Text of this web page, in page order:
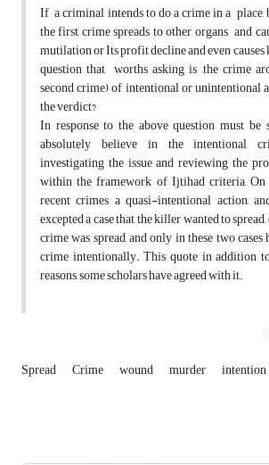
If a criminal intends to do a crime in a place,
the first crime spreads to other organs, and
mutilation or Its profit decline and even
question that worths asking is ,the crime
second crime) of intentional or unintentional
the verdict?
In response to the above question must be
absolutely believe in the intentional
investigating the issue and reviewing the
within the framework of Ijtihad criteria, On
recent crimes a quasi-intentional action,
excepted a case that the killer wanted to
crime was spread, and only in these two
crime intentionally. This quote in addition
reasons, some scholars have agreed with it.
Spread Crime wound murder intention